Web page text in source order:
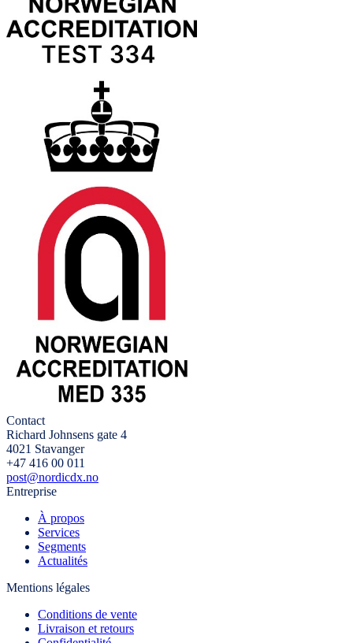
Contact
Richard Johnsens gate 4
4021 Stavanger
+47 416 00 011
post@nordicdx.no
Entreprise
À propos
Services
Segments
Actualités
Mentions légales
Conditions de vente
Livraison et retours